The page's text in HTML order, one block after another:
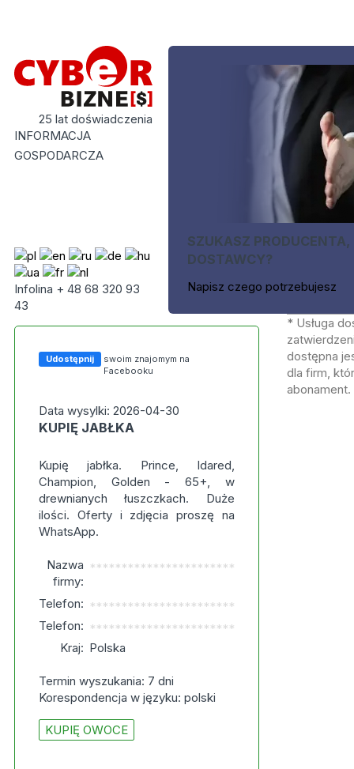
25 lat doświadczenia
INFORMACJA
GOSPODARCZA
Infolina + 48 68 320 93
43
SZUKASZ PRODUCENTA,
DOSTAWCY?
Napisz czego potrzebujesz
Udostępnij
swoim znajomym na
Facebooku
Data wysylki: 2026-04-30
KUPIĘ JABŁKA
Kupię jabłka. Prince, Idared,
Champion, Golden - 65+, w
drewnianych łuszczkach. Duże
ilości. Oferty i zdjęcia proszę na
WhatsApp.
Nazwa
firmy:
***********************
Telefon: ***********************
Telefon: ***********************
Kraj: Polska
Termin wyszukania: 7 dni
Korespondencja w języku: polski
KUPIĘ OWOCE
* Usługa
dostępna
dla firm,
abonament.